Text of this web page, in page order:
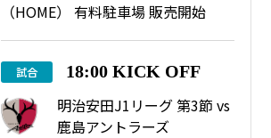
（HOME） 有料駐車場 販売開始
試合 18:00 KICK OFF
明治安田J1リーグ 第3節 vs
鹿島アントラーズ